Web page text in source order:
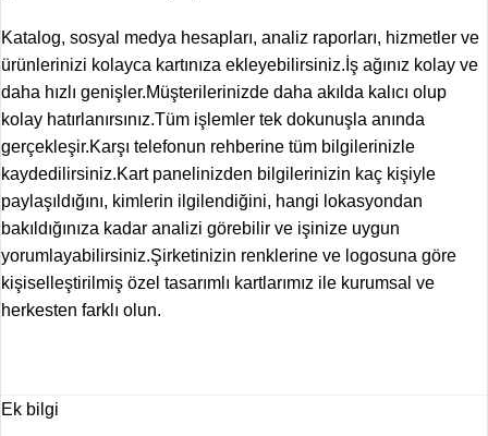
Katalog, sosyal medya hesapları, analiz raporları, hizmetler ve
ürünlerinizi kolayca kartınıza ekleyebilirsiniz.İş ağınız kolay ve
daha hızlı genişler.Müşterilerinizde daha akılda kalıcı olup
kolay hatırlanırsınız.Tüm işlemler tek dokunuşla anında
gerçekleşir.Karşı telefonun rehberine tüm bilgilerinizle
kaydedilirsiniz.Kart panelinizden bilgilerinizin kaç kişiyle
paylaşıldığını, kimlerin ilgilendiğini, hangi lokasyondan
bakıldığınıza kadar analizi görebilir ve işinize uygun
yorumlayabilirsiniz.Şirketinizin renklerine ve logosuna göre
kişiselleştirilmiş özel tasarımlı kartlarımız ile kurumsal ve
herkesten farklı olun.
Ek bilgi